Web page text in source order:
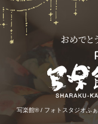
写楽館® / フォトスタジオふ